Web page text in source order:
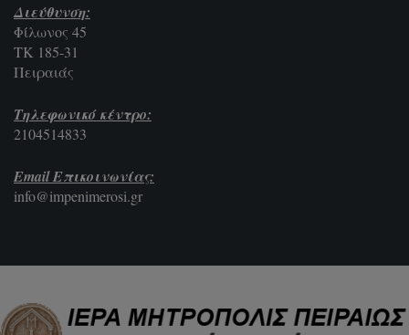
Διεύθυνση:
Φίλωνος 45
ΤΚ 185-31
Πειραιάς
Τηλεφωνικό κέντρο:
2104514833
Email Επικοινωνίας:
info@impenimerosi.gr